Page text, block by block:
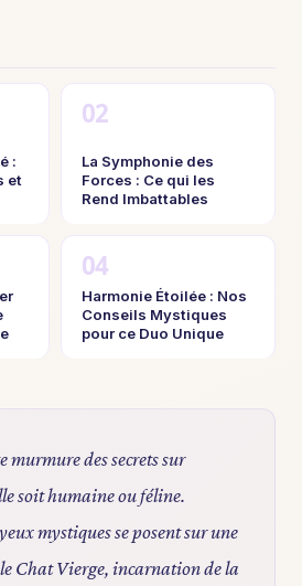
:
et
La Symphonie des
Forces : Ce qui les
Rend Imbattables
Harmonie Étoilée : Nos
Conseils Mystiques
pour ce Duo Unique
murmure des secrets sur
soit humaine ou féline.
mystiques se posent sur une
Chat Vierge, incarnation de la